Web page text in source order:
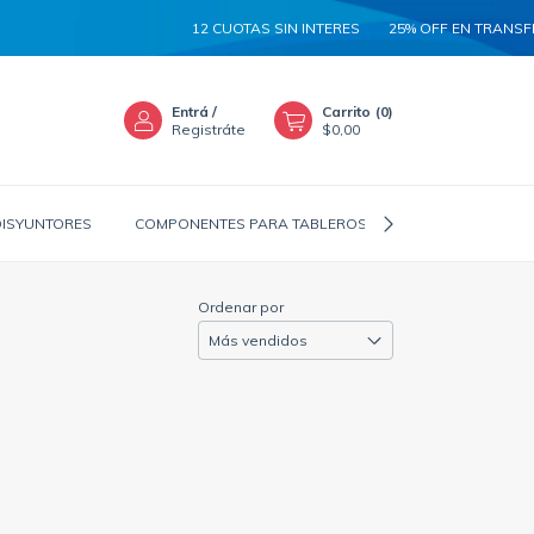
12 CUOTAS SIN INTERES 25% OFF EN
Entrá /
Registráte
Carrito (0)
$0,00
COMPONENTES PARA TABLEROS
Ordenar por